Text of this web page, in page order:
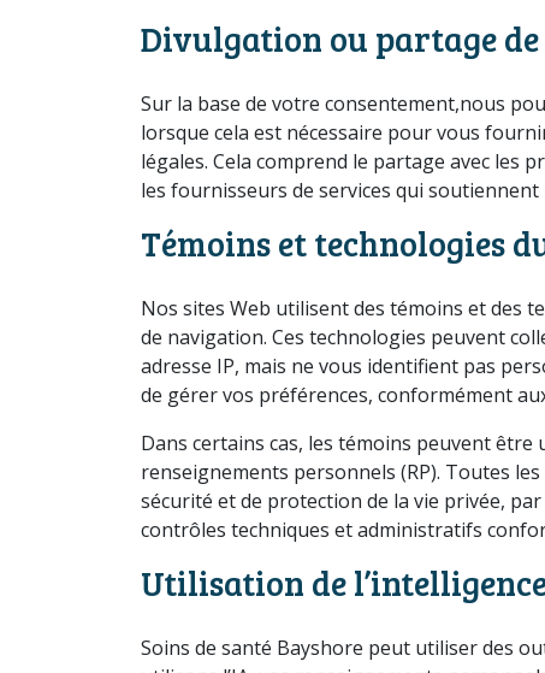
Divulgation ou partage
Sur la base de votre consentement,nous
lorsque cela est nécessaire pour vous
légales. Cela comprend le partage avec les
les fournisseurs de services qui
Témoins et technologies
Nos sites Web utilisent des témoins et des
de navigation. Ces technologies peuvent
adresse IP, mais ne vous identifient pas
de gérer vos préférences, conformément
Dans certains cas, les témoins peuvent
renseignements personnels (RP). Toutes
sécurité et de protection de la vie privée,
contrôles techniques et administratifs
Utilisation de
Soins de santé Bayshore peut utiliser des